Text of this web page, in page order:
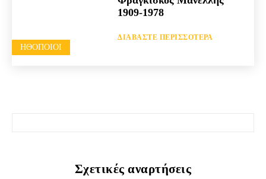
HΘΟΠΟΙΟΊ
1909-1978
ΔΙΑΒΆΣΤΕ ΠΕΡΙΣΣΌΤΕΡΑ
Σχετικές αναρτήσεις